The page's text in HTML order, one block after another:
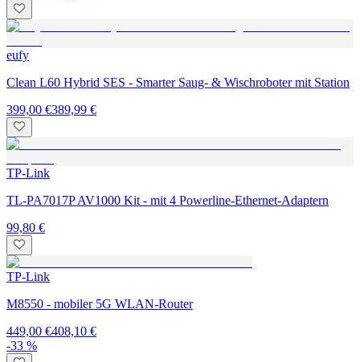
eufy
Clean L60 Hybrid SES - Smarter Saug- & Wischroboter mit Station
399,00 €389,99 €
TP-Link
TL-PA7017P AV1000 Kit - mit 4 Powerline-Ethernet-Adaptern
99,80 €
TP-Link
M8550 - mobiler 5G WLAN-Router
449,00 €408,10 €
-33 %